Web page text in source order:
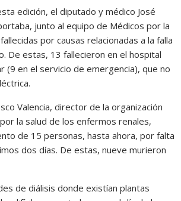
edición, el diputado y médico José
junto al equipo de Médicos por la
por causas relacionadas a la falla
De estas, 13 fallecieron en el hospital
(9 en el servicio de emergencia), que no
Valencia, director de la organización
la salud de los enfermos renales,
de 15 personas, hasta ahora, por falta
dos días. De estas, nueve murieron
de diálisis donde existían plantas